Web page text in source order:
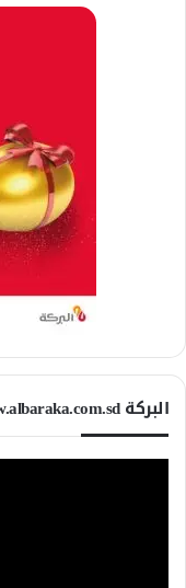
البركة www.albaraka.com.sd